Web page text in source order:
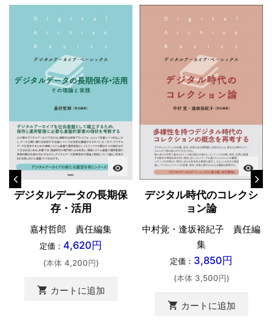
visibility
デジタルデータの長期保
存・活用
嘉村哲郎 責任編集
定価： 4,620円
(本体 4,200円)
shopping_cart カートに追加
visibility
デジタル時代のコレクシ
ョン論
中村覚・逢坂裕紀子 責任編
集
定価： 3,850円
(本体 3,500円)
shopping_cart カートに追加